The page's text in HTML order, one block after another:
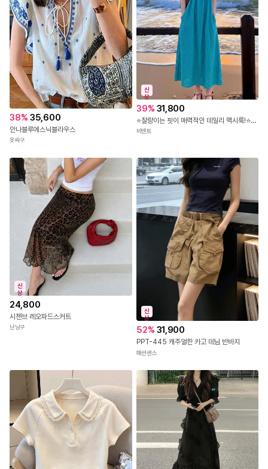
38% 35,600
안나블루에스닉블라우스
옷싸구
신
상
39% 31,800
⭐찰랑이는 핏이 매력적인 데일리 맥시룩!⭐JB-376 셔링넥 루즈핏 맥시 원피스
비엔트
신
상
24,800
시첸브 레오파드스커트
난닝구
신
상
52% 31,900
PPT-445 캐주얼한 카고 데님 반바지
패션센스